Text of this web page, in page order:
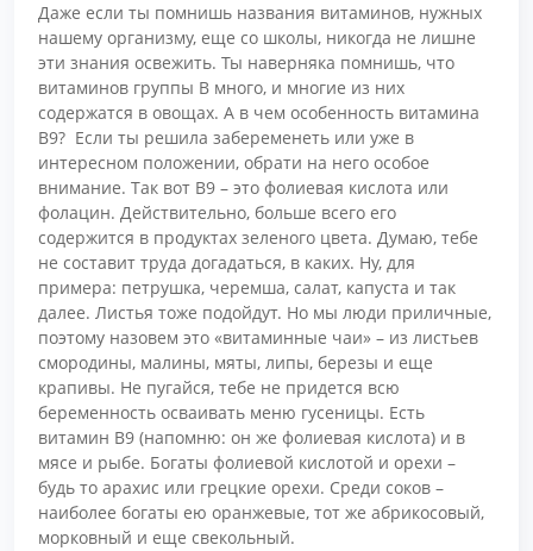
Даже если ты помнишь названия витаминов, нужных
нашему организму, еще со школы, никогда не лишне
эти знания освежить. Ты наверняка помнишь, что
витаминов группы В много, и многие из них
содержатся в овощах. А в чем особенность витамина
В9? Если ты решила забеременеть или уже в
интересном положении, обрати на него особое
внимание. Так вот В9 – это фолиевая кислота или
фолацин. Действительно, больше всего его
содержится в продуктах зеленого цвета. Думаю, тебе
не составит труда догадаться, в каких. Ну, для
примера: петрушка, черемша, салат, капуста и так
далее. Листья тоже подойдут. Но мы люди приличные,
поэтому назовем это «витаминные чаи» – из листьев
смородины, малины, мяты, липы, березы и еще
крапивы. Не пугайся, тебе не придется всю
беременность осваивать меню гусеницы. Есть
витамин В9 (напомню: он же фолиевая кислота) и в
мясе и рыбе. Богаты фолиевой кислотой и орехи –
будь то арахис или грецкие орехи. Среди соков –
наиболее богаты ею оранжевые, тот же абрикосовый,
морковный и еще свекольный.